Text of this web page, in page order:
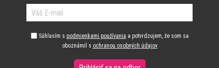
Súhlasím s podmienkami používania a potvrdzujem, že som sa
oboznámil s ochranou osobných údajov